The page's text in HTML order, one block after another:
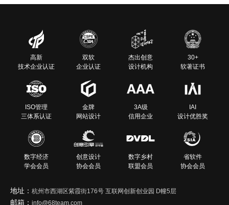
高新
技术企业认证
双软
企业认证
杰出创意
设计机构
30+
软著证书
ISO管理
三体系认证
金牌
网站设计
3A级
信用企业
IAI
设计优胜奖
数字经济
学会会员
创意设计
协会会员
数字乡村
联盟会员
省软件
协会会员
地址： 杭州市西湖区紫霞街176号 互联网创新创业园 D幢5层
邮箱： info@68team.com